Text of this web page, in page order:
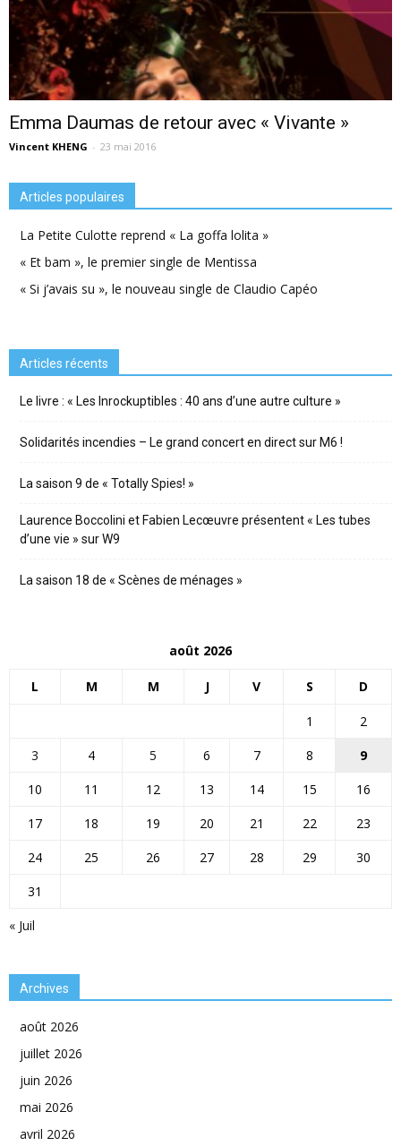
Emma Daumas de retour avec « Vivante »
Vincent KHENG - 23 mai 2016
Articles populaires
La Petite Culotte reprend « La goffa lolita »
« Et bam », le premier single de Mentissa
« Si j’avais su », le nouveau single de Claudio Capéo
Articles récents
Le livre : « Les Inrockuptibles : 40 ans d’une autre culture »
Solidarités incendies – Le grand concert en direct sur M6 !
La saison 9 de « Totally Spies! »
Laurence Boccolini et Fabien Lecœuvre présentent « Les tubes
d’une vie » sur W9
La saison 18 de « Scènes de ménages »
août 2026
L M M J V S D
« Juil
1
2
3
4 5 6 7 8
9
10
11 12 13 14 15
16
17
18 19 20 21 22
23
24
25 26 27 28 29
30
31
Archives
août 2026
juillet 2026
juin 2026
mai 2026
avril 2026